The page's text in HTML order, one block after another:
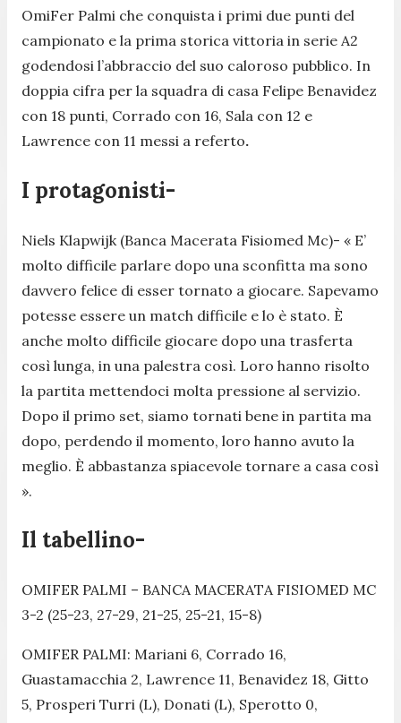
OmiFer Palmi che conquista i primi due punti del
campionato e la prima storica vittoria in serie A2
godendosi l’abbraccio del suo caloroso pubblico. In
doppia cifra per la squadra di casa Felipe Benavidez
con 18 punti, Corrado con 16, Sala con 12 e
Lawrence con 11 messi a referto.
I protagonisti-
Niels Klapwijk (Banca Macerata Fisiomed Mc)- « E’
molto difficile parlare dopo una sconfitta ma sono
davvero felice di esser tornato a giocare. Sapevamo
potesse essere un match difficile e lo è stato. È
anche molto difficile giocare dopo una trasferta
così lunga, in una palestra così. Loro hanno risolto
la partita mettendoci molta pressione al servizio.
Dopo il primo set, siamo tornati bene in partita ma
dopo, perdendo il momento, loro hanno avuto la
meglio. È abbastanza spiacevole tornare a casa così
».
Il tabellino-
OMIFER PALMI – BANCA MACERATA FISIOMED MC
3-2 (25-23, 27-29, 21-25, 25-21, 15-8)
OMIFER PALMI: Mariani 6, Corrado 16,
Guastamacchia 2, Lawrence 11, Benavidez 18, Gitto
5, Prosperi Turri (L), Donati (L), Sperotto 0,